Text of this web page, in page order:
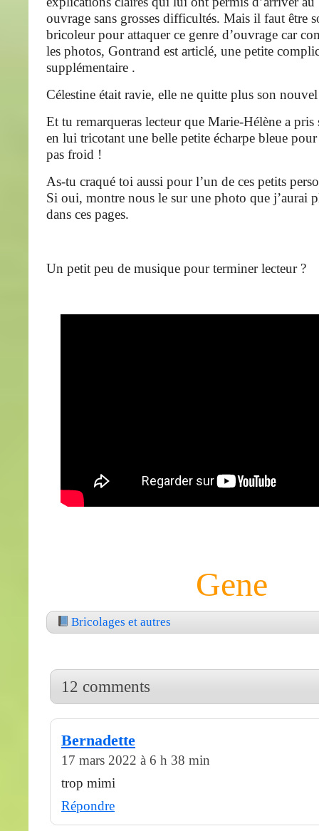
ouvrage sans grosses difficultés. Mais il faut être
bricoleur pour attaquer ce genre d’ouvrage car
les photos, Gontrand est articlé, une petite
supplémentaire .
Célestine était ravie, elle ne quitte plus son
Et tu remarqueras lecteur que Marie-Hélène a pris
en lui tricotant une belle petite écharpe bleue
pas froid !
As-tu craqué toi aussi pour l’un de ces petits
Si oui, montre nous le sur une photo que j’aurai
dans ces pages.
Un petit peu de musique pour terminer lecteur ?
Gene
Bricolages et autres
12 comments
Bernadette
17 mars 2022 à 6 h 38 min
trop mimi
Répondre